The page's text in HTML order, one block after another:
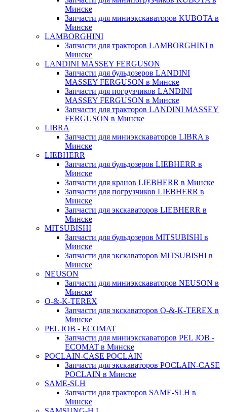
Минске
Запчасти для миниэкскаваторов KUBOTA в
Минске
LAMBORGHINI
Запчасти для тракторов LAMBORGHINI в
Минске
LANDINI MASSEY FERGUSON
Запчасти для бульдозеров LANDINI
MASSEY FERGUSON в Минске
Запчасти для погрузчиков LANDINI
MASSEY FERGUSON в Минске
Запчасти для тракторов LANDINI MASSEY
FERGUSON в Минске
LIBRA
Запчасти для миниэкскаваторов LIBRA в
Минске
LIEBHERR
Запчасти для бульдозеров LIEBHERR в
Минске
Запчасти для кранов LIEBHERR в Минске
Запчасти для погрузчиков LIEBHERR в
Минске
Запчасти для экскаваторов LIEBHERR в
Минске
MITSUBISHI
Запчасти для бульдозеров MITSUBISHI в
Минске
Запчасти для экскаваторов MITSUBISHI в
Минске
NEUSON
Запчасти для миниэкскаваторов NEUSON в
Минске
O-&-K-TEREX
Запчасти для экскаваторов O-&-K-TEREX в
Минске
PEL JOB - ECOMAT
Запчасти для миниэкскаваторов PEL JOB -
ECOMAT в Минске
POCLAIN-CASE POCLAIN
Запчасти для экскаваторов POCLAIN-CASE
POCLAIN в Минске
SAME-SLH
Запчасти для тракторов SAME-SLH в
Минске